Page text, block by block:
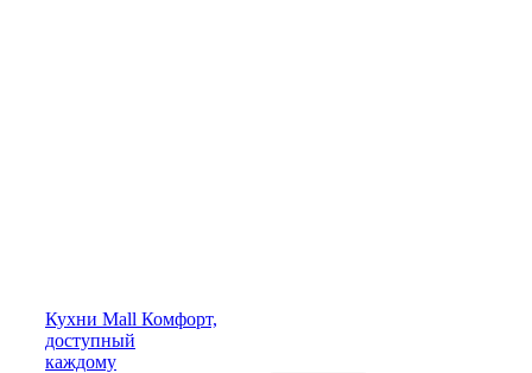
Кухни Mall Комфорт,
доступный
каждому